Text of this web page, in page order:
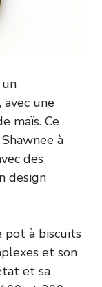
une
maïs. Ce
à
des
design
pot à biscuits
et son
et sa